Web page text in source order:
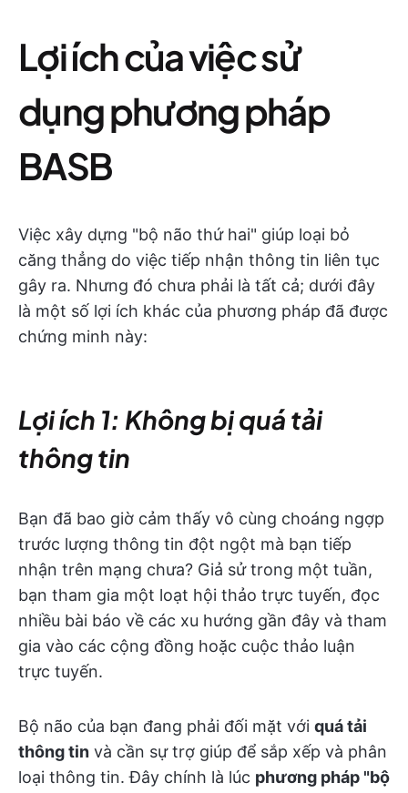
Lợi ích của việc sử
dụng phương pháp
BASB
Việc xây dựng "bộ não thứ hai" giúp loại bỏ
căng thẳng do việc tiếp nhận thông tin liên tục
gây ra. Nhưng đó chưa phải là tất cả; dưới đây
là một số lợi ích khác của phương pháp đã được
chứng minh này:
Lợi ích 1: Không bị quá tải
thông tin
Bạn đã bao giờ cảm thấy vô cùng choáng ngợp
trước lượng thông tin đột ngột mà bạn tiếp
nhận trên mạng chưa? Giả sử trong một tuần,
bạn tham gia một loạt hội thảo trực tuyến, đọc
nhiều bài báo về các xu hướng gần đây và tham
gia vào các cộng đồng hoặc cuộc thảo luận
trực tuyến.
Bộ não của bạn đang phải đối mặt với quá tải
thông tin và cần sự trợ giúp để sắp xếp và phân
loại thông tin. Đây chính là lúc phương pháp "bộ